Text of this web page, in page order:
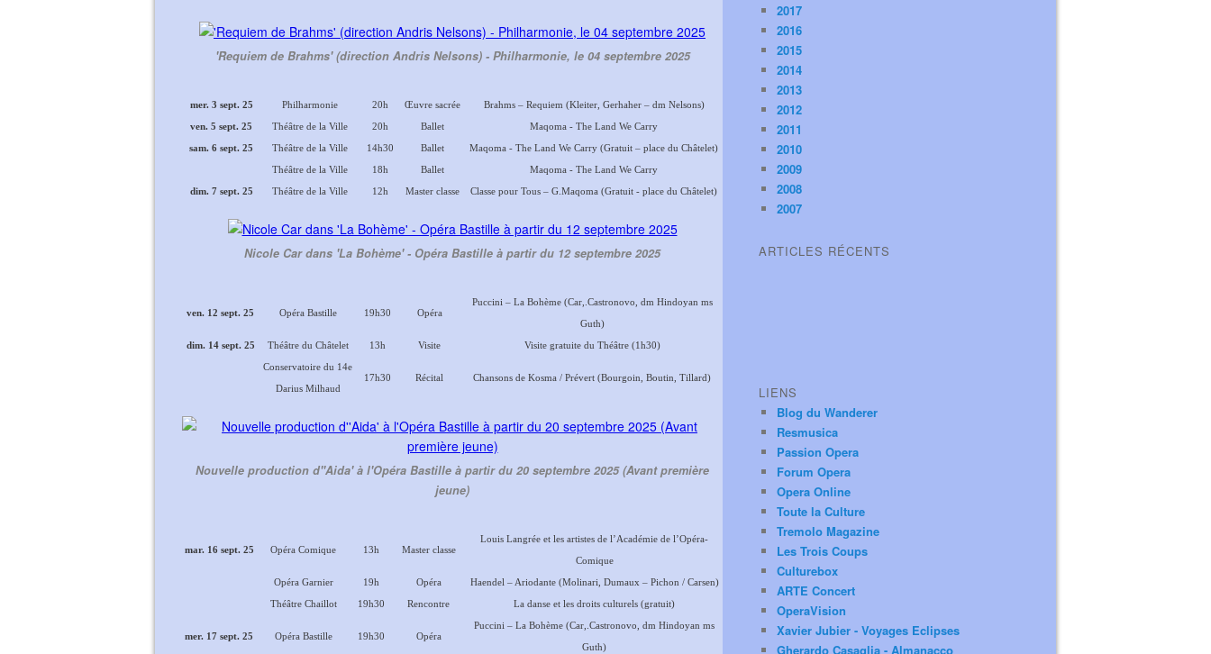
'Requiem de Brahms' (direction Andris Nelsons) - Philharmonie, le 04 septembre 2025
mer. 3 sept. 25 Philharmonie 20h Œuvre sacrée
Brahms – Requiem (Kleiter, Gerhaher – dm Nelsons)
ven. 5 sept. 25
Théâtre de la Ville 20h Ballet
Maqoma - The Land We Carry
sam. 6 sept. 25
Théâtre de la Ville 14h30 Ballet
Maqoma - The Land We Carry (Gratuit – place du Châtelet)
Théâtre de la Ville
18h Ballet
Maqoma - The Land We Carry
dim. 7 sept. 25
Théâtre de la Ville 12h Master classe Classe pour Tous – G.Maqoma (Gratuit - place du Châtelet)
Nicole Car dans 'La Bohème' - Opéra Bastille à partir du 12 septembre 2025
ven. 12 sept. 25 Opéra Bastille 19h30 Opéra
Puccini – La Bohème (Car,.Castronovo, dm Hindoyan ms
Guth)
dim. 14 sept. 25
Théâtre du Châtelet 13h Visite
Visite gratuite du Théâtre (1h30)
Conservatoire du 14e
Darius Milhaud
17h30 Récital Chansons de Kosma / Prévert (Bourgoin, Boutin, Tillard)
Nouvelle production d''Aida' à l'Opéra Bastille à partir du 20 septembre 2025 (Avant première
jeune)
mar. 16 sept. 25 Opéra Comique 13h Master classe
Louis Langrée et les artistes de l’Académie de l’Opéra-
Comique
Opéra Garnier
19h Opéra
Haendel – Ariodante (Molinari, Dumaux – Pichon / Carsen)
Théâtre Chaillot
19h30 Rencontre La danse et les droits culturels (gratuit)
mer. 17 sept. 25 Opéra Bastille 19h30 Opéra
Puccini – La Bohème (Car,.Castronovo, dm Hindoyan ms
Guth)
2017
2016
2015
2014
2013
2012
2011
2010
2009
2008
2007
ARTICLES RÉCENTS
LIENS
Blog du Wanderer
Resmusica
Passion Opera
Forum Opera
Opera Online
Toute la Culture
Tremolo Magazine
Les Trois Coups
Culturebox
ARTE Concert
OperaVision
Xavier Jubier - Voyages Eclipses
Gherardo Casaglia - Almanacco